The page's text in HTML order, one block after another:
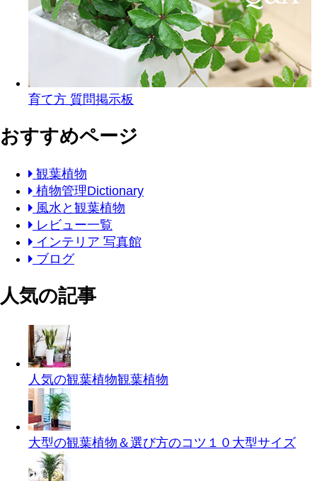
育て方 質問掲示板
おすすめページ
観葉植物
植物管理Dictionary
風水と観葉植物
レビュー一覧
インテリア 写真館
ブログ
人気の記事
人気の観葉植物観葉植物
大型の観葉植物＆選び方のコツ１０ 大型サイズ